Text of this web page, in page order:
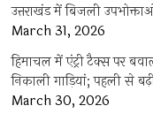
उत्तराखंड में बिजली
March 31, 2026
हिमाचल में एंट्री टैक्स पर
निकाली गाड़ियां; पहली से
March 30, 2026